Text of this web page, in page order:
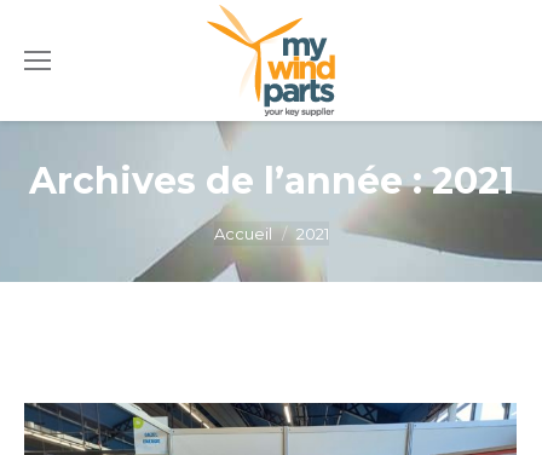
Archives de l’année :2021
Accueil 2021